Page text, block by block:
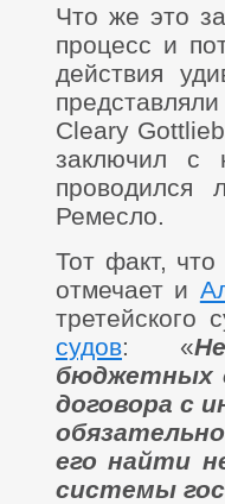
Что же это
процесс и
действия
Cleary
заключил с
проводился
Ремесло.
Тот факт,
отмечает и
третейского
судов: «
бюджетных
договора с
его найти
системы